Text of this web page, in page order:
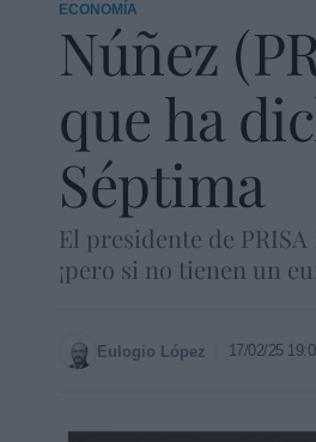
ECONOMÍA
Núñez
que ha
Séptima
El presidente de
¡pero si no tienen un
Eulogio López 17/02/25